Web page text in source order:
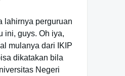
lahirnya perguruan
ini, guys. Oh iya,
mulanya dari IKIP
dikatakan bila
Negeri